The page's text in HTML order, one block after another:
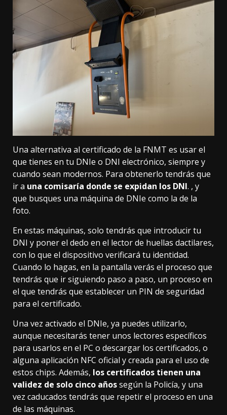
Una alternativa al certificado de la FNMT es usar el
que tienes en tu DNIe o DNI electrónico, siempre y
cuando sean modernos. Para obtenerlo tendrás que
ir a una comisaría donde se expidan los DNI. , y
que busques una máquina de DNIe como la de la
foto.
En estas máquinas, solo tendrás que introducir tu
DNI y poner el dedo en el lector de huellas dactilares,
con lo que el dispositivo verificará tu identidad.
Cuando lo hagas, en la pantalla verás el proceso que
tendrás que ir siguiendo paso a paso, un proceso en
el que tendrás que establecer un PIN de seguridad
para el certificado.
Una vez activado el DNIe, ya puedes utilizarlo,
aunque necesitarás tener unos lectores específicos
para usarlos en el PC o descargar los certificados, o
alguna aplicación NFC oficial y creada para el uso de
estos chips. Además, los certificados tienen una
validez de solo cinco añossegún la Policía, y una
vez caducados tendrás que repetir el proceso en una
de las máquinas.